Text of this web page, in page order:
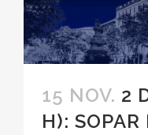
15 NOV. 2
H):